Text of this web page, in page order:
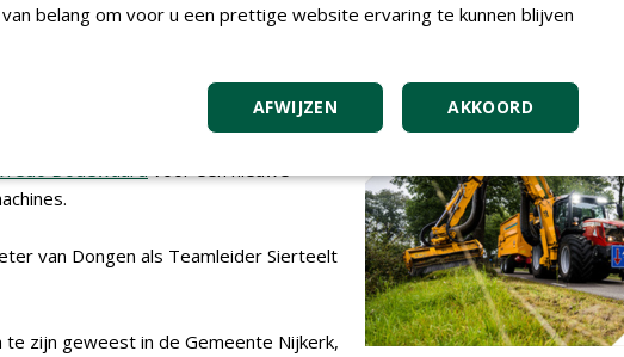
van productspecialist voor het merk
ervaring in het vak en is de opvolger
merken Ransomes Jacobsen en
Dodewaardvoor een nieuwe
van Dongen als Teamleider Sierteelt
zijn geweest in de Gemeente Nijkerk,
vrijdag 18 september 2026
belang om voor u een prettige website ervaring te kunnen blijven
AKKOORD
AFWIJZEN